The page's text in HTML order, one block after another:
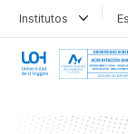
Institutos